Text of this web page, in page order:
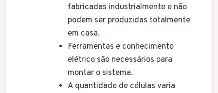
fabricadas industrialmente e não
podem ser produzidas totalmente
em casa.
Ferramentas e conhecimento
elétrico são necessários para
montar o sistema.
A quantidade de células varia